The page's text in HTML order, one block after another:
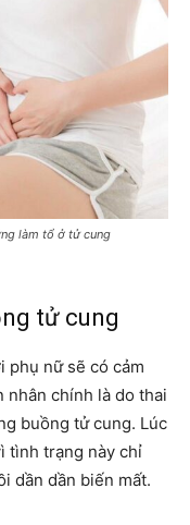
làm tổ ở tử cung
tử cung
phụ nữ sẽ có cảm
nhân chính là do thai
buồng tử cung. Lúc
tình trạng này chỉ
dần dần biến mất.